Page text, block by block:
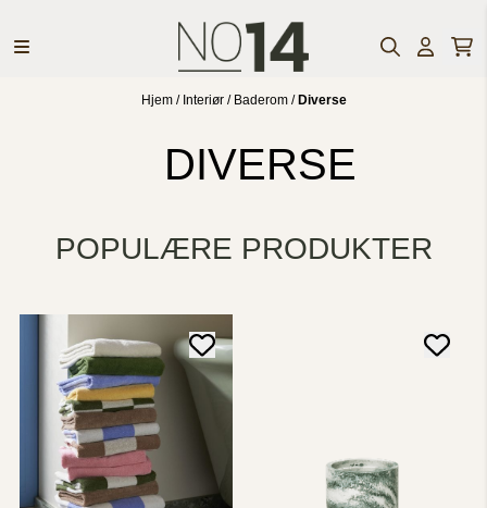
Hjem / Interiør / Baderom /Diverse
DIVERSE
POPULÆRE PRODUKTER